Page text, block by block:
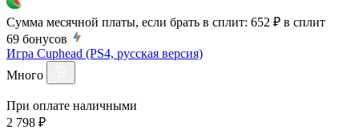
Сумма месячной платы, если брать в сплит: 652 ₽ в сплит
69 бонусов
Игра Cuphead (PS4, русская версия)
Много
При оплате наличными
2 798 ₽